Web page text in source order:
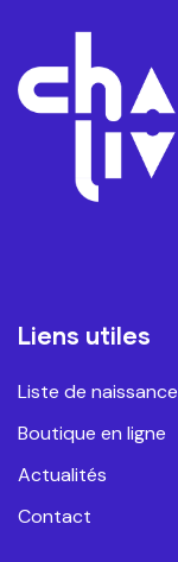
Liens utiles
Liste de naissance
Boutique en ligne
Actualités
Contact